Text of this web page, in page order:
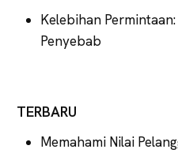
Kelebihan
Penyebab
TERBARU
Memahami Nilai